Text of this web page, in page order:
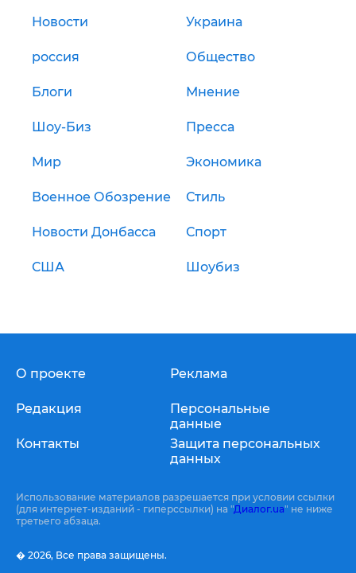
Новости Украина
россия Общество
Блоги Мнение
Шоу-Биз Пресса
Мир Экономика
Военное Обозрение Стиль
Новости Донбасса Спорт
США Шоубиз
О проекте
Редакция
Контакты
Реклама
Персональные
данные
Защита персональных
данных
Использование материалов разрешается при условии ссылки
(для интернет-изданий - гиперссылки) на "Диалог.ua" не ниже
третьего абзаца.
� 2026, Все права защищены.